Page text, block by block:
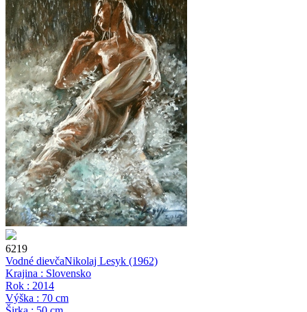
6219
Vodné dievčaNikolaj Lesyk (1962)
Krajina : Slovensko
Rok : 2014
Výška : 70 cm